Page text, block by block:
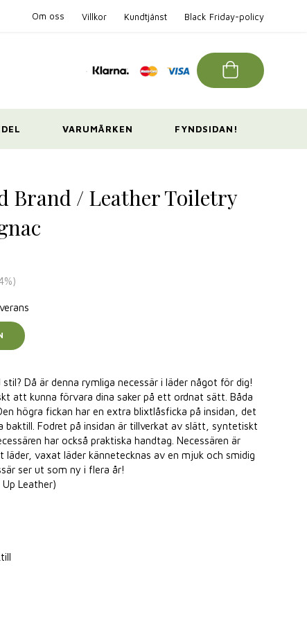
Om oss Villkor Kundtjänst Black Friday-policy
VARUMÄRKEN FYNDSIDAN!
Brand / Leather Toiletry
%)
Då är denna rymliga necessär i läder något för dig!
att kunna förvara dina saker på ett ordnat sätt. Båda
högra fickan har en extra blixtlåsficka på insidan, det
baktill. Fodret på insidan är tillverkat av slätt, syntetiskt
har också praktiska handtag. Necessären är
vaxat läder kännetecknas av en mjuk och smidig
ser ut som ny i flera år!
Leather)